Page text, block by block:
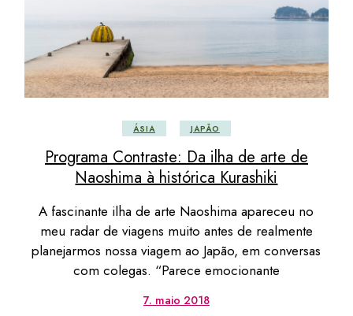
ÁSIA JAPÃO
Programa Contraste: Da ilha de arte de
Naoshima à histórica Kurashiki
A fascinante ilha de arte Naoshima apareceu no
meu radar de viagens muito antes de realmente
planejarmos nossa viagem ao Japão, em conversas
com colegas. “Parece emocionante
7. maio 2018